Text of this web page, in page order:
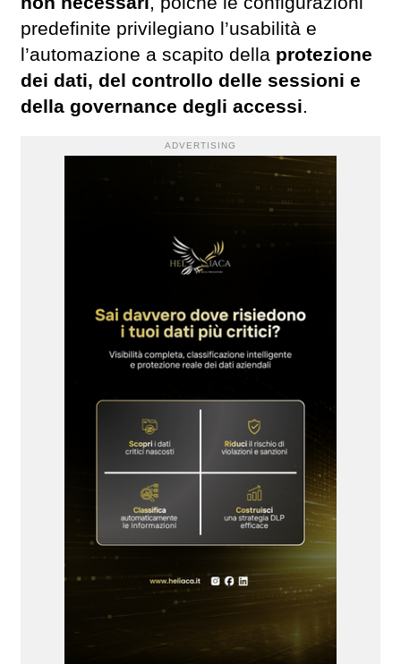
predefinite privilegiano l’usabilità e
l’automazione a scapito della protezione
dei dati, del controllo delle sessioni e
della governance degli accessi.
ADVERTISING